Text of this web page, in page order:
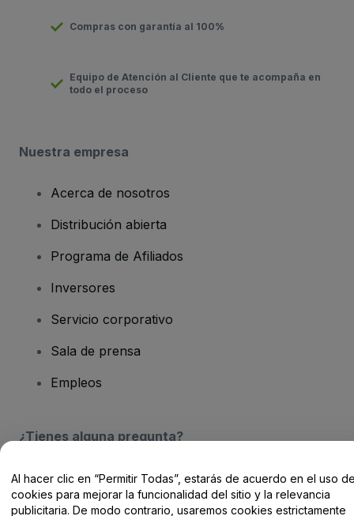
Compras con garantía al 100%
Equipo de Atención al Cliente que te acompaña en
todo el proceso
Nuestra empresa
Acerca de nosotros
Distribución abierta
Programa de Afiliados
Inversores
Servicio corporativo
Sala de prensa
Empleos
¿Tienes alguna pregunta?
Centro de Ayuda / Contacto
Al hacer clic en “Permitir Todas”, estarás de acuerdo en el uso
cookies para mejorar la funcionalidad del sitio y la relevancia
publicitaria. De modo contrario, usaremos cookies estrictamente